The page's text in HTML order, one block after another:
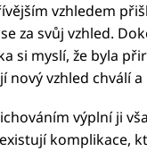
vzhledem
za svůj vzhled.
si myslí, že byla
nový vzhled chválí
výplní ji
komplikace,